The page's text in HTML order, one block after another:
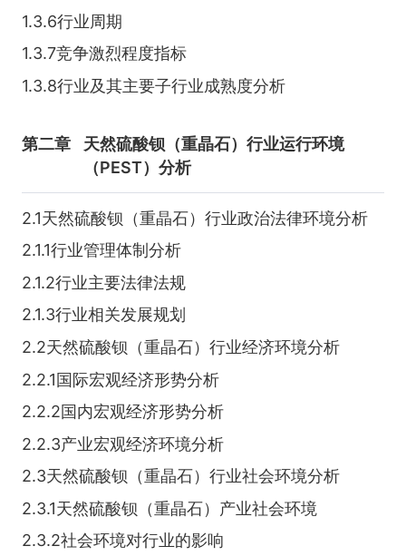
1.3.6行业周期
1.3.7竞争激烈程度指标
1.3.8行业及其主要子行业成熟度分析
第二章
天然硫酸钡（重晶石）行业运行环境
（PEST）分析
2.1天然硫酸钡（重晶石）行业政治法律环境分析
2.1.1行业管理体制分析
2.1.2行业主要法律法规
2.1.3行业相关发展规划
2.2天然硫酸钡（重晶石）行业经济环境分析
2.2.1国际宏观经济形势分析
2.2.2国内宏观经济形势分析
2.2.3产业宏观经济环境分析
2.3天然硫酸钡（重晶石）行业社会环境分析
2.3.1天然硫酸钡（重晶石）产业社会环境
2.3.2社会环境对行业的影响